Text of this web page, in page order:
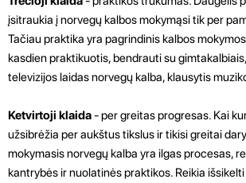
įsitraukia į norvegų kalbos mokymąsi tik per
Tačiau praktika yra pagrindinis kalbos
kasdien praktikuotis, bendrauti su
televizijos laidas norvegų kalba, klausytis
Ketvirtoji klaida- per greitas progresas. Kai
užsibrėžia per aukštus tikslus ir tikisi greitai
mokymasis norvegų kalba yra ilgas procesas,
kantrybės ir nuolatinės praktikos. Reikia